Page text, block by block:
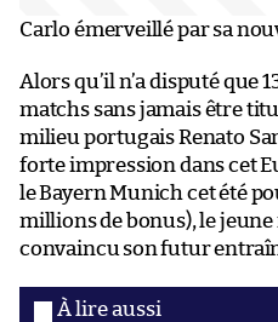
Carlo émerveillé par sa
Alors qu’il n’a disputé que
matchs sans jamais être
milieu portugais Renato
forte impression dans cet
le Bayern Munich cet été
millions de bonus), le jeune
convaincu son futur